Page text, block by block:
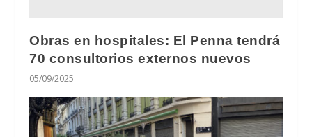
Obras en hospitales: El Penna tendrá
70 consultorios externos nuevos
05/09/2025